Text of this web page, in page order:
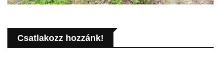
Csatlakozz hozzánk!